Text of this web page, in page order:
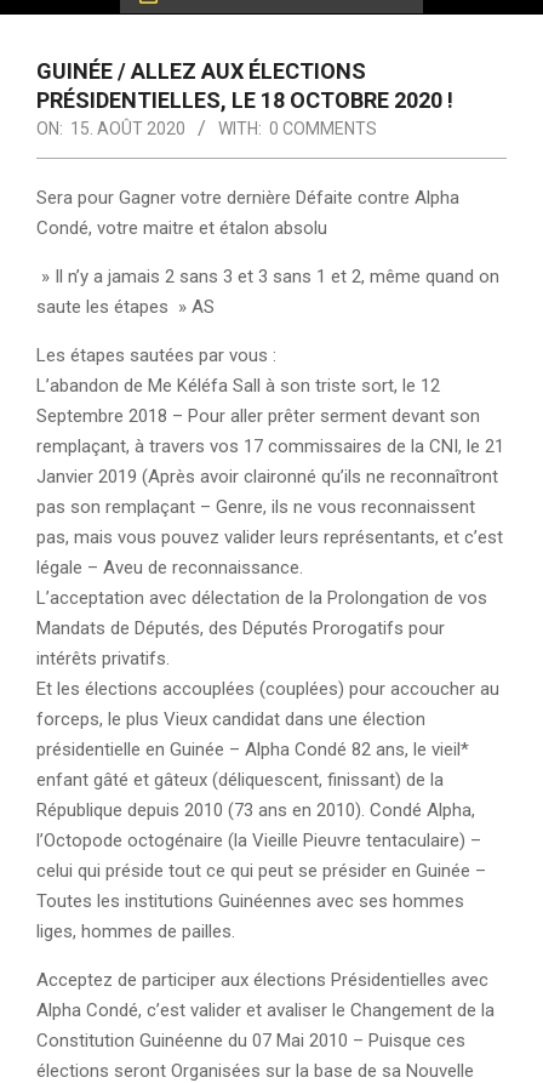
GUINÉE / ALLEZ AUX ÉLECTIONS
PRÉSIDENTIELLES, LE 18 OCTOBRE 2020 !
ON: 15. AOÛT 2020 WITH: 0 COMMENTS
Sera pour Gagner votre dernière Défaite contre Alpha
Condé, votre maitre et étalon absolu
» Il n’y a jamais 2 sans 3 et 3 sans 1 et 2, même quand on
saute les étapes » AS
Les étapes sautées par vous :
L’abandon de Me Kéléfa Sall à son triste sort, le 12
Septembre 2018 – Pour aller prêter serment devant son
remplaçant, à travers vos 17 commissaires de la CNI, le 21
Janvier 2019 (Après avoir claironné qu’ils ne reconnaîtront
pas son remplaçant – Genre, ils ne vous reconnaissent
pas, mais vous pouvez valider leurs représentants, et c’est
légale – Aveu de reconnaissance.
L’acceptation avec délectation de la Prolongation de vos
Mandats de Députés, des Députés Prorogatifs pour
intérêts privatifs.
Et les élections accouplées (couplées) pour accoucher au
forceps, le plus Vieux candidat dans une élection
présidentielle en Guinée – Alpha Condé 82 ans, le vieil*
enfant gâté et gâteux (déliquescent, finissant) de la
République depuis 2010 (73 ans en 2010). Condé Alpha,
l’Octopode octogénaire (la Vieille Pieuvre tentaculaire) –
celui qui préside tout ce qui peut se présider en Guinée –
Toutes les institutions Guinéennes avec ses hommes
liges, hommes de pailles.
Acceptez de participer aux élections Présidentielles avec
Alpha Condé, c’est valider et avaliser le Changement de la
Constitution Guinéenne du 07 Mai 2010 – Puisque ces
élections seront Organisées sur la base de sa Nouvelle